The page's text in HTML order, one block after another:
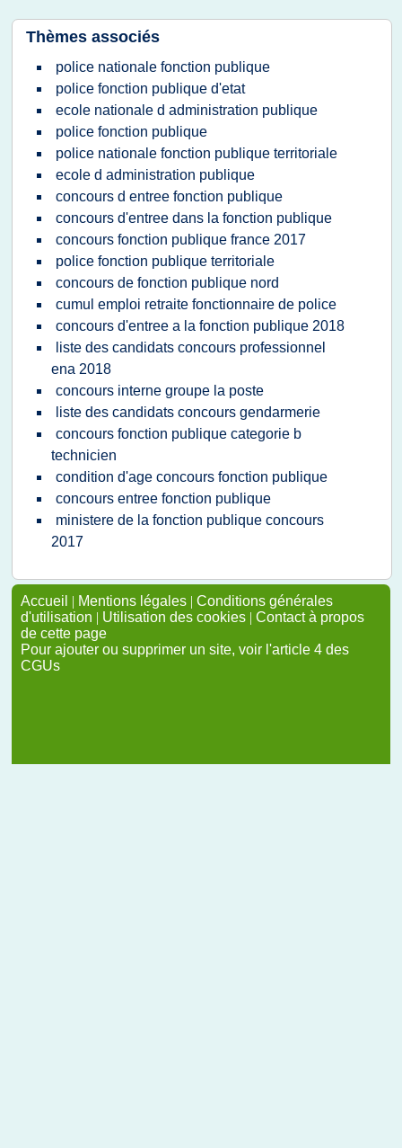
Thèmes associés
police nationale fonction publique
police fonction publique d'etat
ecole nationale d administration publique
police fonction publique
police nationale fonction publique territoriale
ecole d administration publique
concours d entree fonction publique
concours d'entree dans la fonction publique
concours fonction publique france 2017
police fonction publique territoriale
concours de fonction publique nord
cumul emploi retraite fonctionnaire de police
concours d'entree a la fonction publique 2018
liste des candidats concours professionnel
ena 2018
concours interne groupe la poste
liste des candidats concours gendarmerie
concours fonction publique categorie b
technicien
condition d'age concours fonction publique
concours entree fonction publique
ministere de la fonction publique concours
2017
Accueil | Mentions légales | Conditions générales
d'utilisation | Utilisation des cookies | Contact à propos
de cette page
Pour ajouter ou supprimer un site, voir l'article 4 des
CGUs